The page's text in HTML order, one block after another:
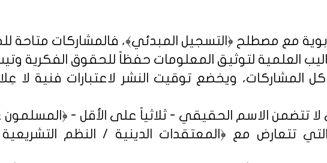
المشاركات، ويخضع توقيت النشر لاعتبارات فنية لا
تتعارض مع ﴿المعتقدات الدينية / النظم التشريعية